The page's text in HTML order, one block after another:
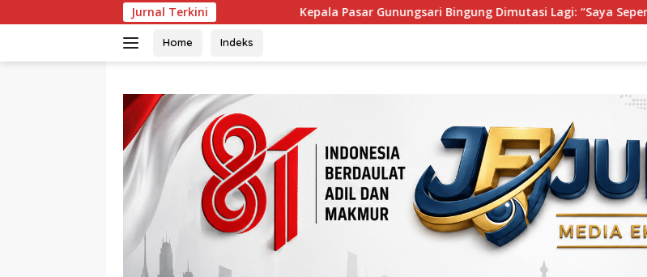
ke
Jurnal TerkiniKepala Pasar Gunungsari Bingung Dimutasi Lagi: “Saya Seperti Diputar-putar”
Home Indeks